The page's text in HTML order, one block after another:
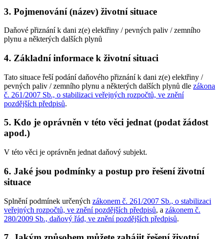
3. Pojmenování (název) životní situace
Daňové přiznání k dani z(e) elektřiny / pevných paliv / zemního
plynu a některých dalších plynů
4. Základní informace k životní situaci
Tato situace řeší podání daňového přiznání k dani z(e) elektřiny /
pevných paliv / zemního plynu a některých dalších plynů dle zákona
č. 261/2007 Sb., o stabilizaci veřejných rozpočtů, ve znění
pozdějších předpisů.
5. Kdo je oprávněn v této věci jednat (podat žádost
apod.)
V této věci je oprávněn jednat daňový subjekt.
6. Jaké jsou podmínky a postup pro řešení životní
situace
Splnění podmínek určených zákonem č. 261/2007 Sb., o stabilizaci
veřejných rozpočtů, ve znění pozdějších předpisů, a zákonem č.
280/2009 Sb., daňový řád, ve znění pozdějších předpisů.